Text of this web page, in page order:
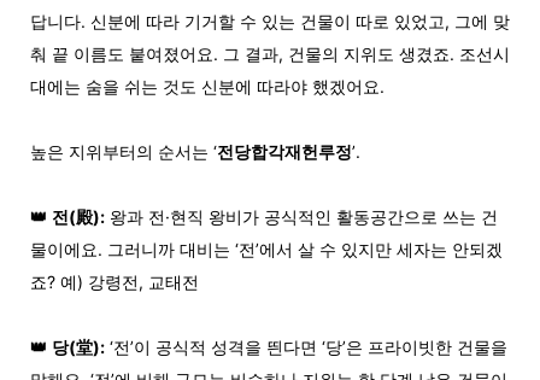
답니다. 신분에 따라 기거할 수 있는 건물이 따로 있었고, 그에 맞
춰 끝 이름도 붙여졌어요. 그 결과, 건물의 지위도 생겼죠. 조선시
대에는 숨을 쉬는 것도 신분에 따라야 했겠어요.
높은 지위부터의 순서는 ‘전당합각재헌루정’.
👑 전(殿): 왕과 전·현직 왕비가 공식적인 활동공간으로 쓰는 건
물이에요. 그러니까 대비는 ‘전’에서 살 수 있지만 세자는 안되겠
죠? 예) 강령전, 교태전
👑 당(堂): ‘전’이 공식적 성격을 띈다면 ‘당’은 프라이빗한 건물을